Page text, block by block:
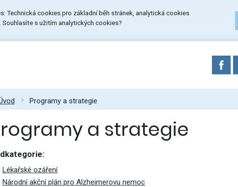
Technická cookies pro základní běh stránek, analytická cookies
s užitím analytických cookies?
Programy a strategie
a strategie
Lékařské ozáření
Národní akční plán pro Alzheimerovu nemoc